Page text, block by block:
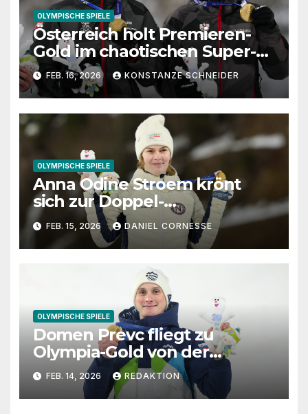
OLYMPISCHE SPIELE
Österreich holt Premieren-
Gold im chaotischen Super-
Teamwettbewerb von
Predazzo
FEB. 16, 2026 KONSTANZE SCHNEIDER
OLYMPISCHE SPIELE
Anna Odine Stroem krönt
sich zur Doppel-
Olympiasiegerin – bitterer
Tag für die DSV-Damen
FEB. 15, 2026 DANIEL CORNESSE
OLYMPISCHE SPIELE
Domen Prevc fliegt zu
Olympia-Gold von der
Großschanze
FEB. 14, 2026 REDAKTION